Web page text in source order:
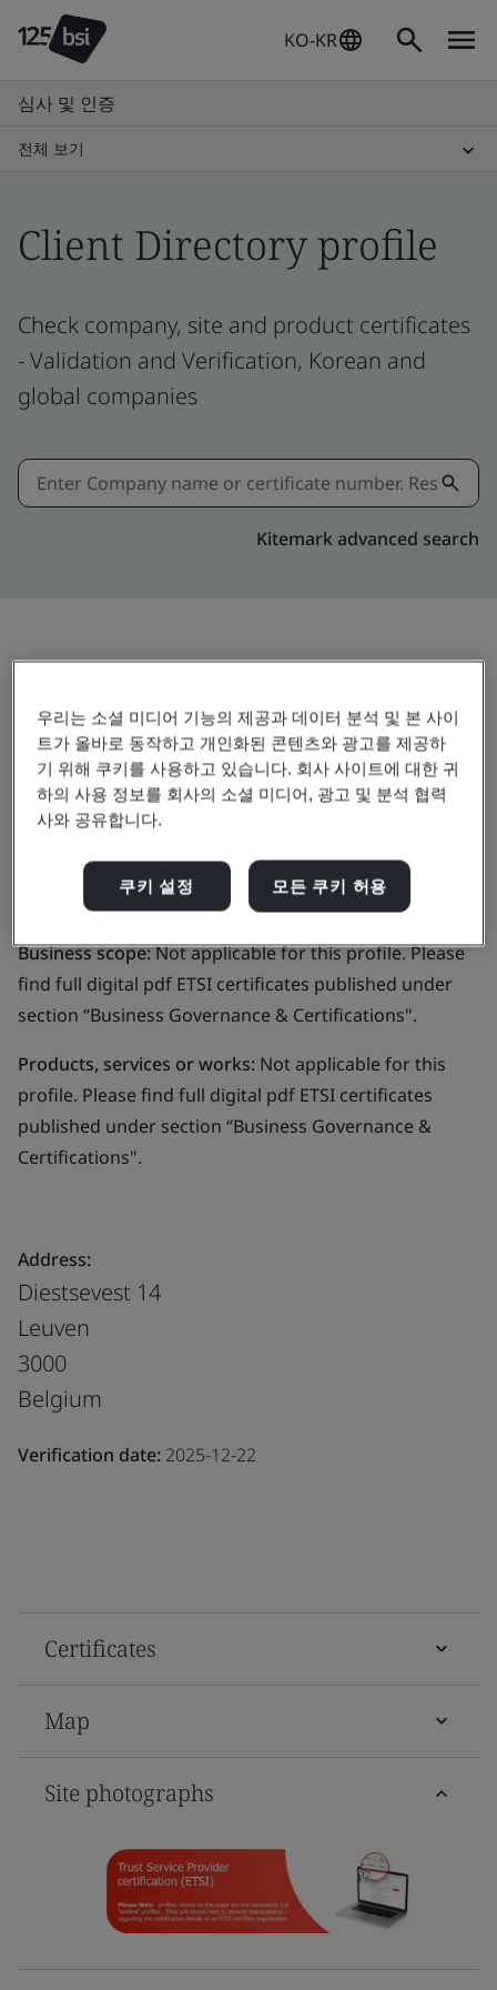
KO-KR
심사 및 인증
전체 보기
Client Directory profile
Check company, site and product certificates
- Validation and Verification, Korean and
global companies
Kitemark advanced search
GlobalSign NV/SA
Business scope:Not applicable for this profile. Please
find full digital pdf ETSI certificates published under
section “Business Governance & Certifications".
Products, services or works: Not applicable for this
profile. Please find full digital pdf ETSI certificates
published under section “Business Governance &
Certifications".
Address:
Diestsevest 14
Leuven
3000
Belgium
Verification date: 2025-12-22
Certificates
Map
Site photographs
우리는 소셜 미디어 기능의 제공과 데이터 분석 및 본 사이
트가 올바로 동작하고 개인화된 콘텐츠와 광고를 제공하
기 위해 쿠키를 사용하고 있습니다. 회사 사이트에 대한 귀
하의 사용 정보를 회사의 소셜 미디어, 광고 및 분석 협력
사와 공유합니다.
쿠키 설정 모든 쿠키 허용